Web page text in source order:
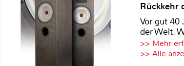
Rückkehr
Vor gut 40
der Welt.
>> Mehr
>> Alle